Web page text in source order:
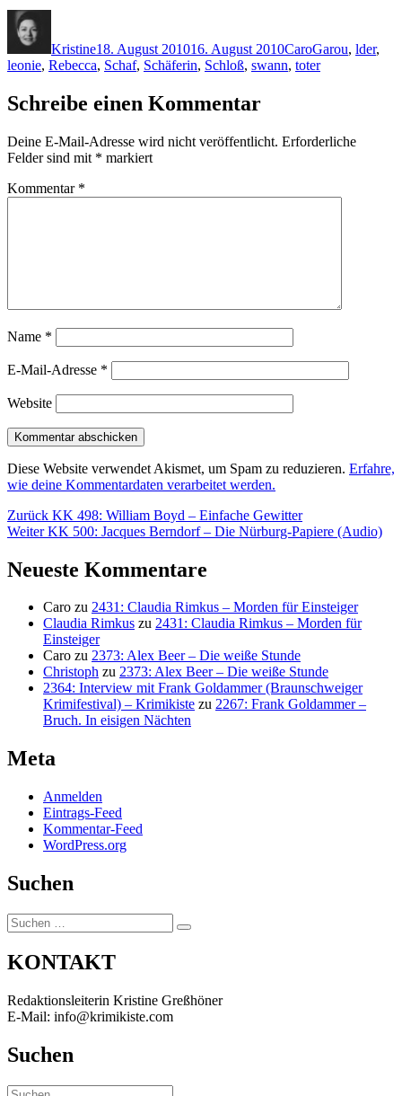
Kristine18. August 201016. August 2010CaroGarou, lder,
leonie, Rebecca, Schaf, Schäferin, Schloß, swann, toter
Schreibe einen Kommentar
Deine E-Mail-Adresse wird nicht veröffentlicht. Erforderliche
Felder sind mit * markiert
Kommentar *
Name *
E-Mail-Adresse *
Website
Diese Website verwendet Akismet, um Spam zu reduzieren. Erfahre,
wie deine Kommentardaten verarbeitet werden.
Beitragsnavigation
Zurück Vorheriger
Beitrag:
KK 498: William Boyd – Einfache Gewitter
Weiter Nächster
KK 500: Jacques Berndorf – Die Nürburg-Papiere (Audio)
Neueste Kommentare
Caro zu 2431: Claudia Rimkus – Morden für Einsteiger
Claudia Rimkus zu 2431: Claudia Rimkus – Morden für
Einsteiger
Caro zu 2373: Alex Beer – Die weiße Stunde
Christoph zu 2373: Alex Beer – Die weiße Stunde
2364: Interview mit Frank Goldammer (Braunschweiger
Krimifestival) – Krimikiste zu 2267: Frank Goldammer –
Bruch. In eisigen Nächten
Meta
Anmelden
Eintrags-Feed
Kommentar-Feed
WordPress.org
Suchen
Suchen
nach:
Suchen
KONTAKT
Redaktionsleiterin Kristine Greßhöner
E-Mail: info@krimikiste.com
Suchen
Suchen